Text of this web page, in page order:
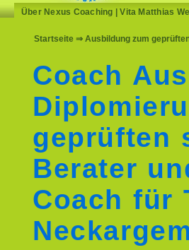
Über Nexus Coaching |Vita Matthias
Startseite ⇒ Ausbildung zum
Coach
geprüften
Berater
Coach für